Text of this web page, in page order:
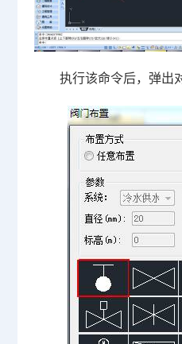
执行该命令后，弹出